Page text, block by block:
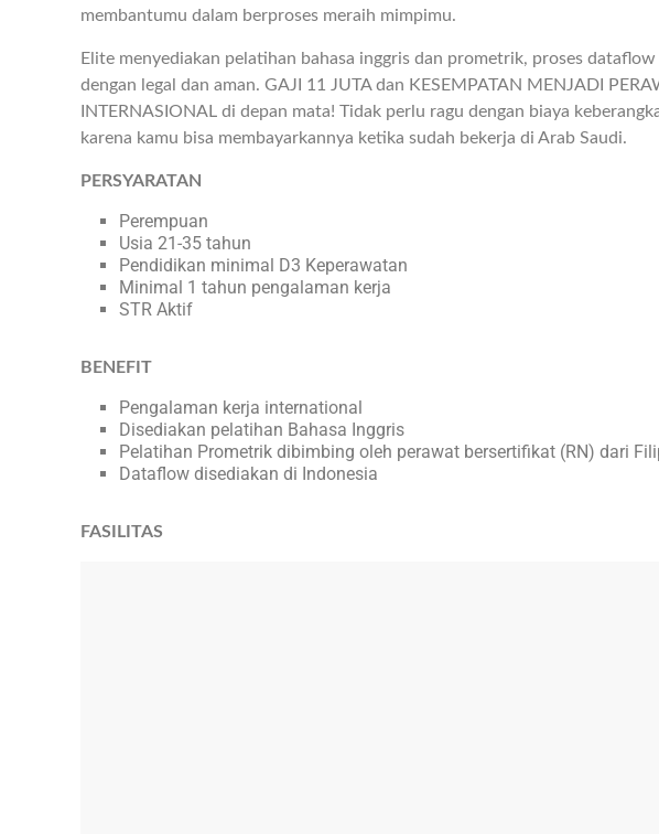
membantumu dalam berproses meraih mimpimu.
Elite menyediakan pelatihan bahasa inggris dan prometrik, proses
dengan legal dan aman. GAJI 11 JUTA dan KESEMPATAN MENJADI
INTERNASIONAL di depan mata! Tidak perlu ragu dengan biaya
karena kamu bisa membayarkannya ketika sudah bekerja di Arab Saudi.
PERSYARATAN
Perempuan
Usia 21-35 tahun
Pendidikan minimal D3 Keperawatan
Minimal 1 tahun pengalaman kerja
STR Aktif
BENEFIT
Pengalaman kerja international
Disediakan pelatihan Bahasa Inggris
Pelatihan Prometrik dibimbing oleh perawat bersertifikat (RN) dari
Dataflow disediakan di Indonesia
FASILITAS